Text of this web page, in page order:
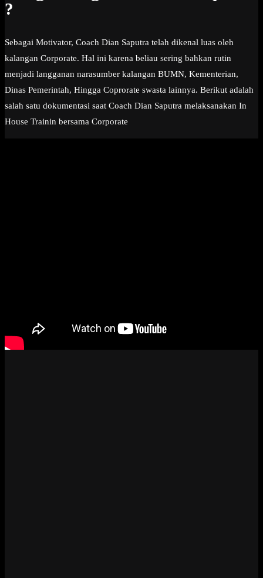
?
Sebagai Motivator, Coach Dian Saputra telah dikenal luas oleh
kalangan Corporate. Hal ini karena beliau sering bahkan rutin
menjadi langganan narasumber kalangan BUMN, Kementerian,
Dinas Pemerintah, Hingga Coprorate swasta lainnya. Berikut adalah
salah satu dokumentasi saat Coach Dian Saputra melaksanakan In
House Trainin bersama Corporate